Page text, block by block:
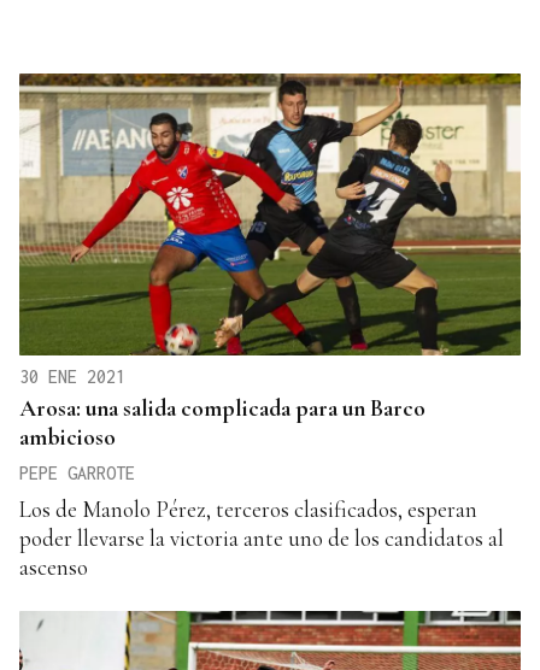
30 ENE 2021
Arosa: una salida complicada para un Barco
ambicioso
PEPE GARROTE
Los de Manolo Pérez, terceros clasificados, esperan
poder llevarse la victoria ante uno de los candidatos al
ascenso